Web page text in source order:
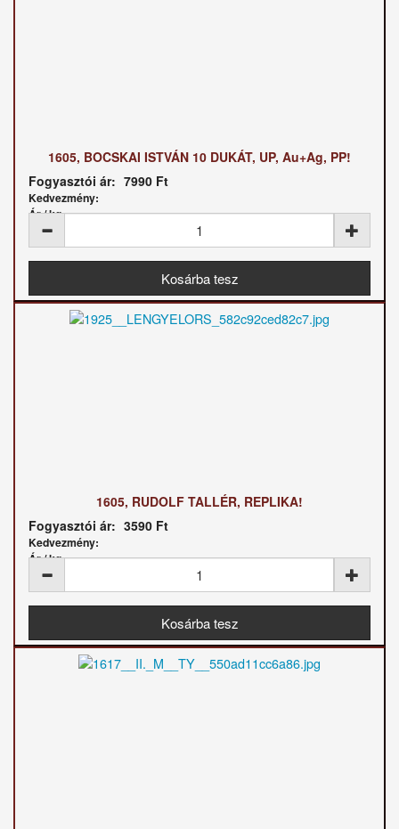
1605, BOCSKAI ISTVÁN 10 DUKÁT, UP, Au+Ag, PP!
Fogyasztói ár: 7990 Ft
Kedvezmény:
Ár / kg:
1605, RUDOLF TALLÉR, REPLIKA!
Fogyasztói ár: 3590 Ft
Kedvezmény:
Ár / kg: